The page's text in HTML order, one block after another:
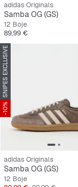
adidas Originals
Samba OG (GS)
12 Boje
Cijena
89,99 €
SNIPES EXCLUSIVE
-10%
adidas Originals
Samba OG (GS)
12 Boje